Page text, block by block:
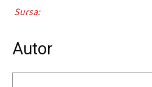
Sursa:
Autor